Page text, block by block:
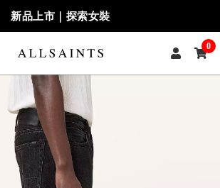
新品上市｜探索女裝
0